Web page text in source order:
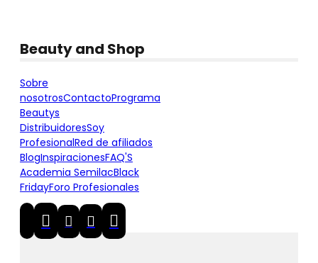
Beauty and Shop
Sobre
nosotrosContactoPrograma
Beautys
DistribuidoresSoy
ProfesionalRed de afiliados
BlogInspiracionesFAQ'S
Academia SemilacBlack
FridayForo Profesionales